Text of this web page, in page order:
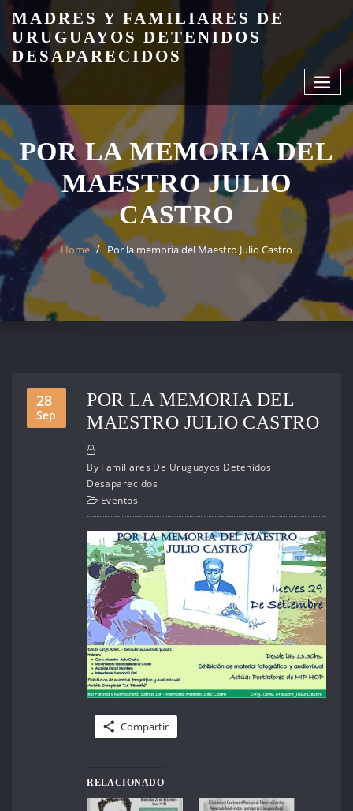
content
MADRES Y FAMILIARES DE
URUGUAYOS DETENIDOS
DESAPARECIDOS
POR LA MEMORIA DEL
MAESTRO JULIO
CASTRO
Home Por la memoria del Maestro Julio Castro
28
Sep
POR LA MEMORIA DEL
MAESTRO JULIO CASTRO
By Familiares De Uruguayos Detenidos
Desaparecidos
Eventos
Compartir
RELACIONADO